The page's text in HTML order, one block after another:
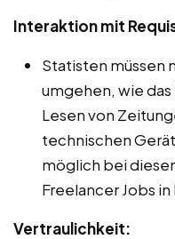
Interaktion mit
Statisten müssen
umgehen, wie
Lesen von
technischen
möglich bei
Freelancer Jobs in
Vertraulichkeit: